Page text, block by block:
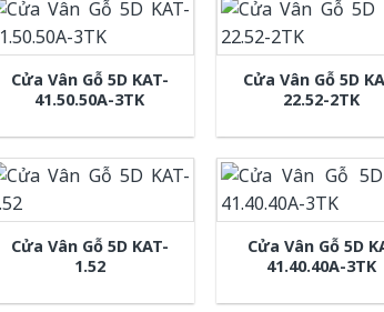
Cửa Vân Gỗ 5D KAT-
41.50.50A-3TK
Cửa Vân Gỗ 5D
22.52-2TK
Cửa Vân Gỗ 5D KAT-
1.52
Cửa Vân Gỗ 5D
41.40.40A-3TK